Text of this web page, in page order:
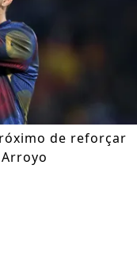
de reforçar